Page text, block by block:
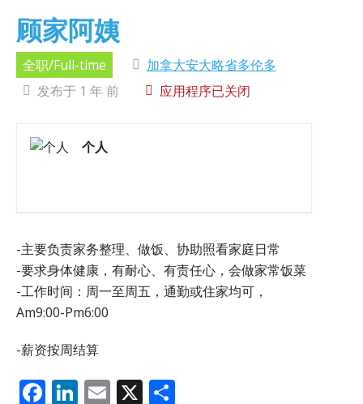
顾家阿姨
全职/Full-time
加拿大安大略省多伦多
发布于 1 年 前
应用程序已关闭
个人
-主要负责家务整理、做饭、协助照看家庭日常
-要求身体健康，有耐心、有责任心，会做家常饭菜
-工作时间：周一至周五，通勤或住家均可，
Am9:00-Pm6:00
-薪资按周结算
F Li E X